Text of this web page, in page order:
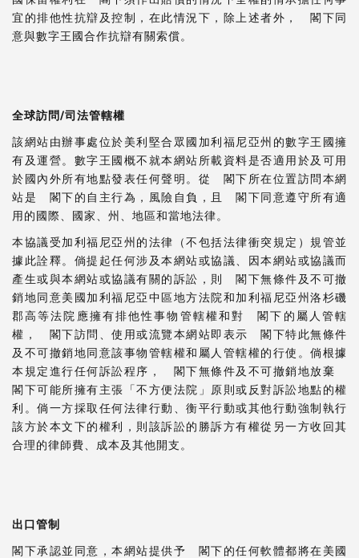
宜的排他性抗辯及控制，在此情況下，除上述者外， 閣下同
意與數字王國合作抗辯有關索償。
全球訪問/司法管轄權
該網站由辦事處位於美利堅合眾國加利福尼亞州的數字王國擁
有及運營。數字王國概不就本網站所載資料是否適用於及可用
於國內外所有地點發表任何聲明。從 閣下所在位置訪問本網
站是 閣下的自主行為，風險自負，且 閣下同意遵守所有適
用的國際、國家、州、地區和當地法律。
本協議受加利福尼亞州的法律（不包括法律衝突規定）規管並
據此詮釋。倘提起任何涉及本網站或協議、因本網站或協議而
產生或與本網站或協議有關的訴訟，則 閣下無條件及不可撤
銷地同意美國加利福尼亞中區地方法院和加利福尼亞州洛杉磯
郡高等法院應擁有排他性事物管轄權和對 閣下的屬人管轄
權， 閣下訪問、使用或流覽本網站即表示 閣下特此無條件
及不可撤銷地同意該事物管轄權和屬人管轄權的行使。倘根據
本規定進行任何訴訟程序， 閣下無條件及不可撤銷地放棄
閣下可能所擁有主張「不方便法院」原則或反對訴訟地點的權
利。倘一方採取任何法律行動、衡平行動或其他行動強制執行
該方於本文下的權利，則該訴訟的勝訴方有權從另一方收回其
合理的律師費、成本及其他開支。
出口管制
閣下承認並同意，本網站提供予 閣下的任何軟體都將在美國